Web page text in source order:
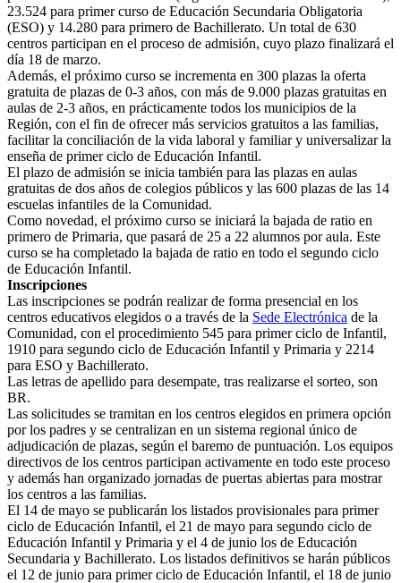
23.524 para primer curso de Educación Secundaria Obligatoria
(ESO) y 14.280 para primero de Bachillerato. Un total de 630
centros participan en el proceso de admisión, cuyo plazo finalizará el
día 18 de marzo.
Además, el próximo curso se incrementa en 300 plazas la oferta
gratuita de plazas de 0-3 años, con más de 9.000 plazas gratuitas en
aulas de 2-3 años, en prácticamente todos los municipios de la
Región, con el fin de ofrecer más servicios gratuitos a las familias,
facilitar la conciliación de la vida laboral y familiar y universalizar la
enseña de primer ciclo de Educación Infantil.
El plazo de admisión se inicia también para las plazas en aulas
gratuitas de dos años de colegios públicos y las 600 plazas de las 14
escuelas infantiles de la Comunidad.
Como novedad, el próximo curso se iniciará la bajada de ratio en
primero de Primaria, que pasará de 25 a 22 alumnos por aula. Este
curso se ha completado la bajada de ratio en todo el segundo ciclo
de Educación Infantil.
Inscripciones
Las inscripciones se podrán realizar de forma presencial en los
centros educativos elegidos o a través de la Sede Electrónica de la
Comunidad, con el procedimiento 545 para primer ciclo de Infantil,
1910 para segundo ciclo de Educación Infantil y Primaria y 2214
para ESO y Bachillerato.
Las letras de apellido para desempate, tras realizarse el sorteo, son
BR.
Las solicitudes se tramitan en los centros elegidos en primera opción
por los padres y se centralizan en un sistema regional único de
adjudicación de plazas, según el baremo de puntuación. Los equipos
directivos de los centros participan activamente en todo este proceso
y además han organizado jornadas de puertas abiertas para mostrar
los centros a las familias.
El 14 de mayo se publicarán los listados provisionales para primer
ciclo de Educación Infantil, el 21 de mayo para segundo ciclo de
Educación Infantil y Primaria y el 4 de junio los de Educación
Secundaria y Bachillerato. Los listados definitivos se harán públicos
el 12 de junio para primer ciclo de Educación Infantil, el 18 de junio